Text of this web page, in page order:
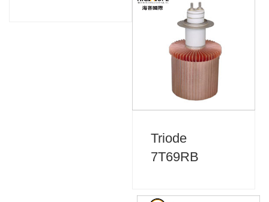
Triode
7T69RB